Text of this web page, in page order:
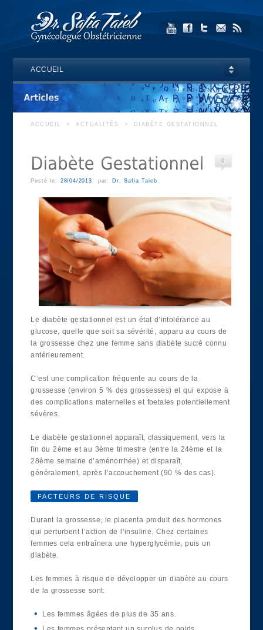
ACCUEIL
ACCUEIL > ACTUALITÉS > DIABÈTE GESTATIONNEL
0
Posté le: 28/04/2013 par: Dr. Safia Taieb
Le diabète gestationnel est un état d’intolérance au
glucose, quelle que soit sa sévérité, apparu au cours de
la grossesse chez une femme sans diabète sucré connu
antérieurement.
C’est une complication fréquente au cours de la
grossesse (environ 5 % des grossesses) et qui expose à
des complications maternelles et foetales potentiellement
sévères.
Le diabète gestationnel apparaît, classiquement, vers la
fin du 2ème et au 3ème trimestre (entre la 24ème et la
28ème semaine d’aménorrhée) et disparaît,
généralement, après l’accouchement (90 % des cas).
FACTEURS DE RISQUE
Durant la grossesse, le placenta produit des hormones
qui perturbent l’action de l’insuline. Chez certaines
femmes cela entraînera une hyperglycémie, puis un
diabète.
Les femmes à risque de développer un diabète au cours
de la grossesse sont:
Les femmes âgées de plus de 35 ans.